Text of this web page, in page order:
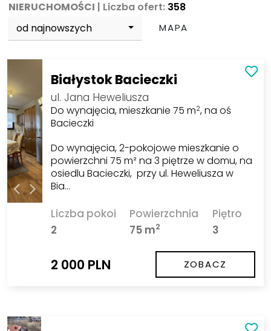
NIERUCHOMOŚCI | Liczba ofert: 358
od najnowszych
MAPA
Białystok Bacieczki
ul. Jana Heweliusza
Do wynajęcia, mieszkanie 75 m2, na oś
Bacieczki
Do wynajęcia, 2-pokojowe mieszkanie o
powierzchni 75 m² na 3 piętrze w domu, na
osiedlu Bacieczki, przy ul. Heweliusza w
Bia…
Liczba pokoi
2
Powierzchnia
75 m2
Piętro
3
2 000 PLN ZOBACZ